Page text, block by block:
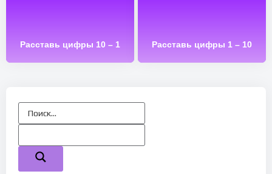
Расставь цифры 10 – 1 Расставь цифры 1 – 10